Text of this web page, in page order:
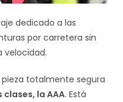
dedicado a las
por carretera sin
velocidad.
totalmente segura
la AAA. Está